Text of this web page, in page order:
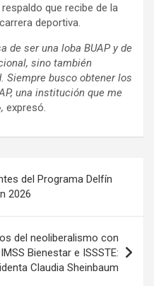
que recibe de la
deportiva.
de ser una loba BUAP y de
sino también
Siempre busco obtener los
una institución que me
expresó.
del Programa Delfín
2026
del neoliberalismo con
Bienestar e ISSSTE:
Claudia Sheinbaum